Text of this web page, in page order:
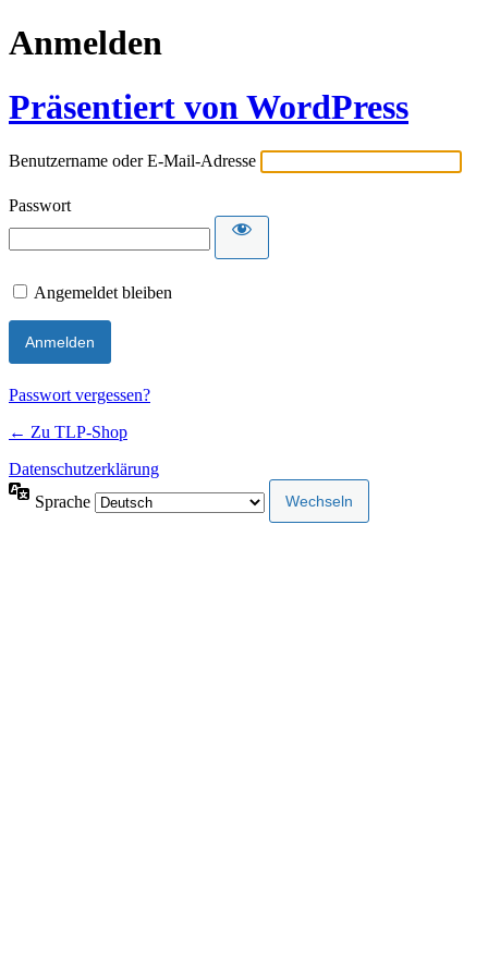
Anmelden
Präsentiert von WordPress
Benutzername oder E-Mail-Adresse
Passwort
Angemeldet bleiben
Passwort vergessen?
← Zu TLP-Shop
Datenschutzerklärung
Sprache